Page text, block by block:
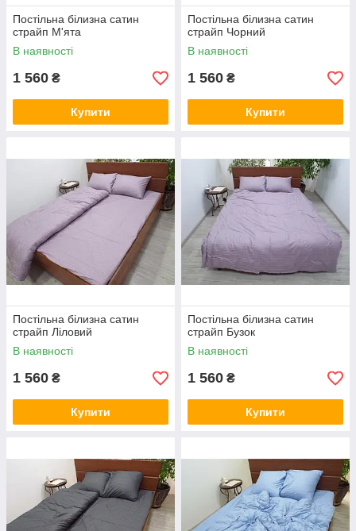
Постільна білизна сатин
страйп М'ята
В наявності
1 560 ₴
Купити
Постільна білизна сатин
страйп Чорний
В наявності
1 560 ₴
Купити
Постільна білизна сатин
страйп Ліловий
В наявності
1 560 ₴
Купити
Постільна білизна сатин
страйп Бузок
В наявності
1 560 ₴
Купити